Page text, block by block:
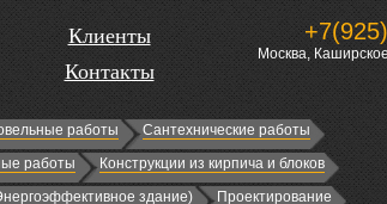
Клиенты
Контакты
Москва,
работы
Сантехнические работы
работы
Конструкции из кирпича и блоков
здание) Проектирование